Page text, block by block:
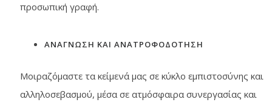
προσωπική γραφή.
ΑΝΑΓΝΩΣΗ ΚΑΙ ΑΝΑΤΡΟΦΟΔΟΤΗΣΗ
Μοιραζόμαστε τα κείμενά μας σε κύκλο εμπιστοσύνης και
αλληλοσεβασμού, μέσα σε ατμόσφαιρα συνεργασίας και